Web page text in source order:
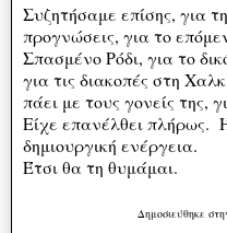
Συζητήσαμε επίσης, για
προγνώσεις, για το
Σπασμένο Ρόδι, για το
για τις διακοπές στη
πάει με τους γονείς της,
Είχε επανέλθει πλήρως.
δημιουργική ενέργεια.
Έτσι θα τη θυμάμαι.
Δημοσιεύθηκε